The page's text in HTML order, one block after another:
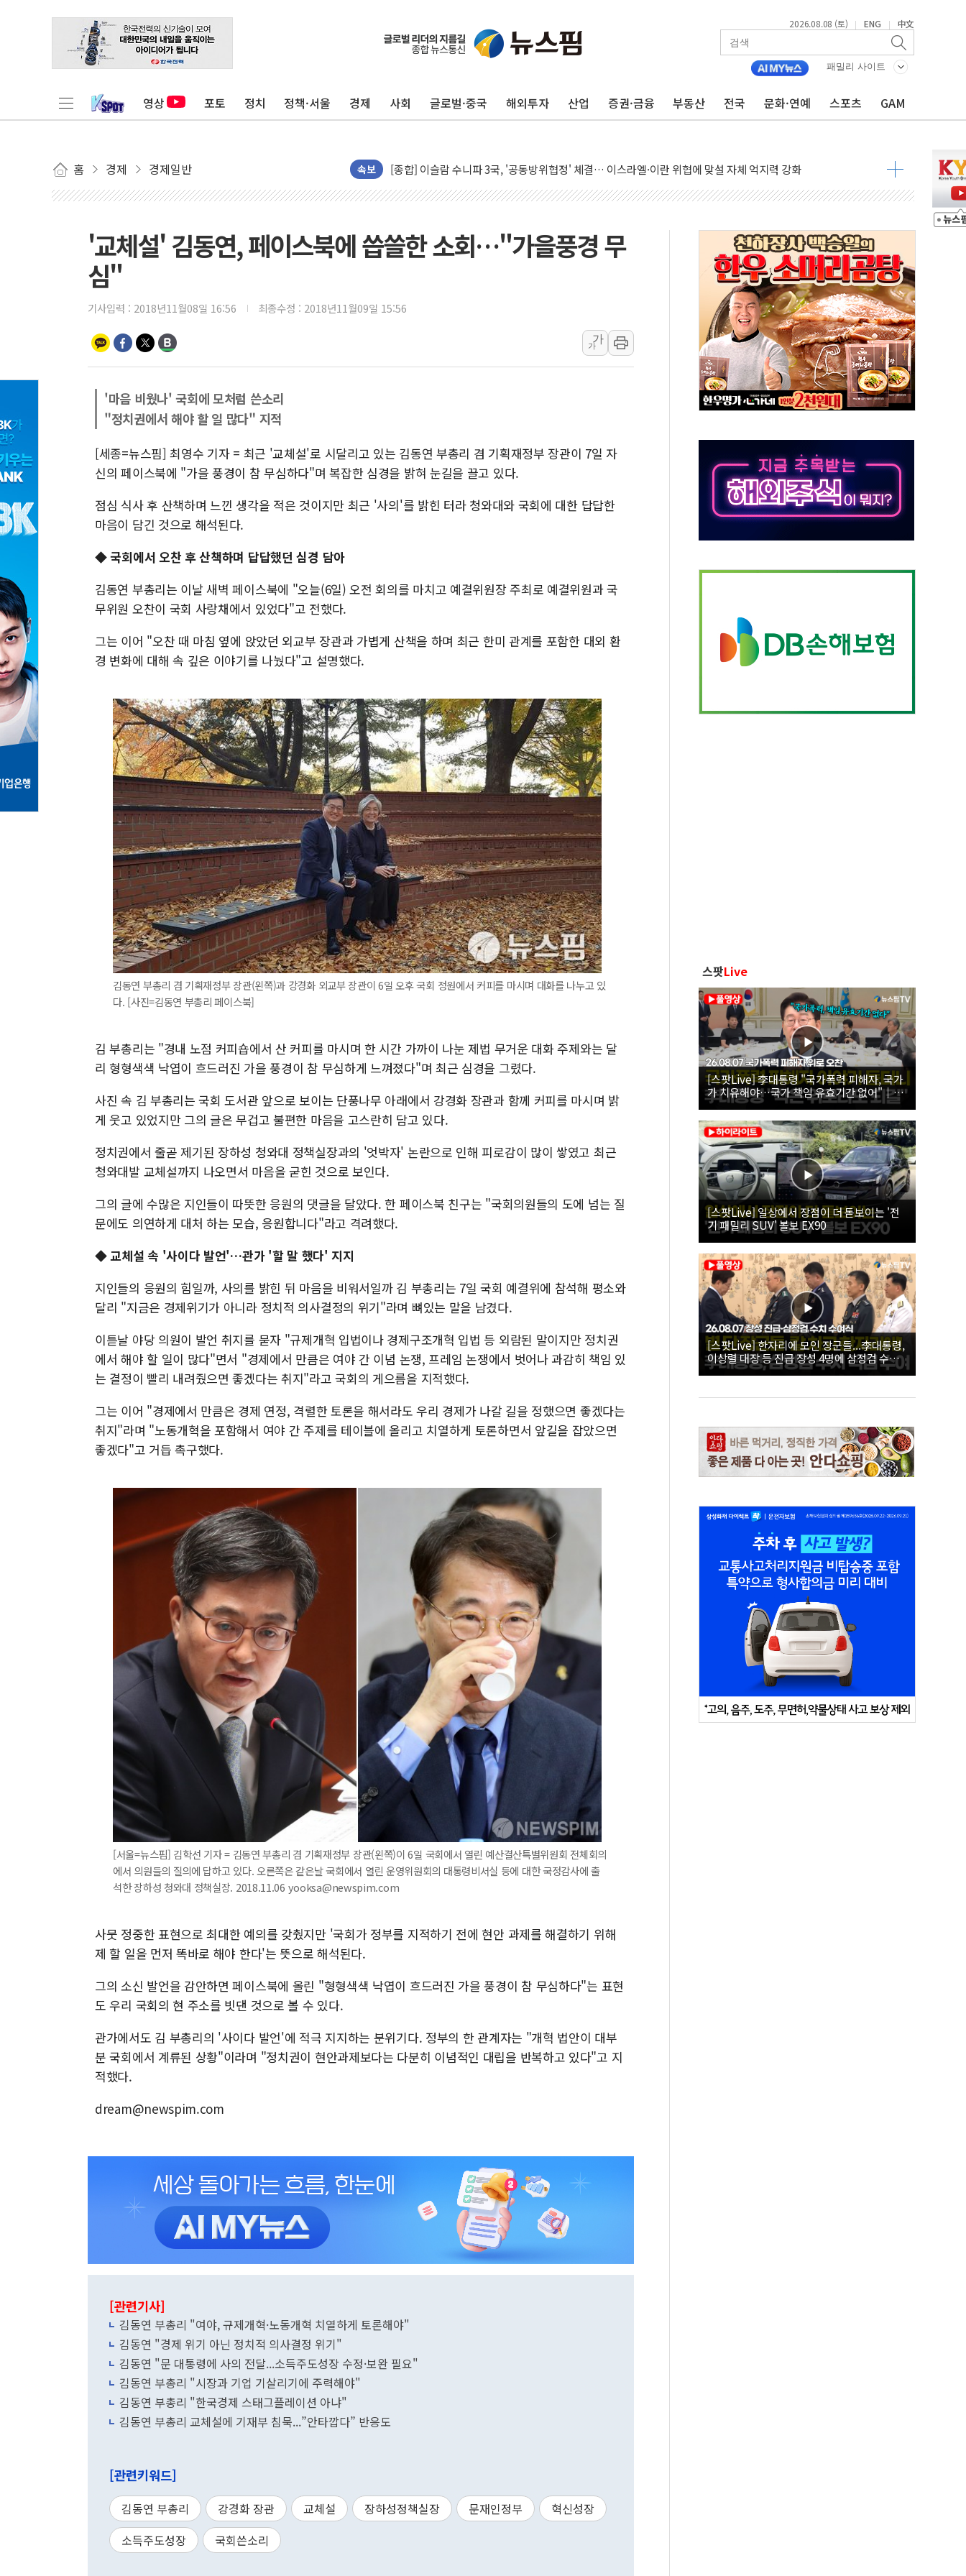
2026.08.08 (토) | ENG | 中文
패밀리 사이트
영상 포토 정치 정책·서울 경제 사회 글로벌·중국 해외투자 산업 증권·금융 부동산 전국 문화·연예 스포츠 GAM
홈 경제 경제일반 속보
유럽증시, 美 고용 예상 밖 부진에 연준 금리 인상 가능성 낮아지며 상승… STOXX 600 지수는 나흘 연속 최고치
미 연준 매파 기세 꺾이나…고용 감소에 9월 동결 전망 우세
트럼프, 백신·자폐증 행정명령 검토…"이르면 다음 주"
美 항소법원, 백악관 무도회장 공사 중단 명령…트럼프 제동
美 고용 쇼크에 엔화 장중 급등…시장은 "또 개입했나" 촉각
[AI MY 뉴스] 뉴욕 반도체주 프리뷰...美 고용 쇼크에 반도체주 '활짝'
뉴욕증시 프리뷰, 美 고용 쇼크에 금리 인상 우려 후퇴…나스닥 선물 1%대 상승
뉴욕증시 개장 전 특징주...아틀라시안·클라우드플레어·태양광주↑ VS 트레이드데스크·웬디스↓
보훈부, 미 DPAA와 MOU… "6·25 미군 실종자 7359명 끝까지 찾겠다"
李 대통령, '6시간 마라톤 부동산 2차 회의' 주재… "전폭적 공급 확대·속도전 총력"
트럼프, 中 겨냥 폴리실리콘 관세 15% 부과…美 태양광주 급등
이란와이어 "이란 최고지도자 위독…곧 사망해도 놀랍지 않아"
'교체설' 김동연, 페이스북에 씁쓸한 소회…"가을풍경 무
심"
기사입력 : 2018년11월08일 16:56 최종수정 : 2018년11월09일 15:56
가
가
'마음 비웠나' 국회에 모처럼 쓴소리
"정치권에서 해야 할 일 많다" 지적
[세종=뉴스핌] 최영수 기자 = 최근 '교체설'로 시달리고 있는 김동연 부총리 겸 기획재정부 장관이 7일 자
신의 페이스북에 "가을 풍경이 참 무심하다"며 복잡한 심경을 밝혀 눈길을 끌고 있다.
점심 식사 후 산책하며 느낀 생각을 적은 것이지만 최근 '사의'를 밝힌 터라 청와대와 국회에 대한 답답한
마음이 담긴 것으로 해석된다.
◆ 국회에서 오찬 후 산책하며 답답했던 심경 담아
김동연 부총리는 이날 새벽 페이스북에 "오늘(6일) 오전 회의를 마치고 예결위원장 주최로 예결위원과 국
무위원 오찬이 국회 사랑채에서 있었다"고 전했다.
그는 이어 "오찬 때 마침 옆에 앉았던 외교부 장관과 가볍게 산책을 하며 최근 한미 관계를 포함한 대외 환
경 변화에 대해 속 깊은 이야기를 나눴다"고 설명했다.
김동연 부총리 겸 기획재정부 장관(왼쪽)과 강경화 외교부 장관이 6일 오후 국회 정원에서 커피를 마시며 대화를 나누고 있
다. [사진=김동연 부총리 페이스북]
김 부총리는 "경내 노점 커피숍에서 산 커피를 마시며 한 시간 가까이 나눈 제법 무거운 대화 주제와는 달
리 형형색색 낙엽이 흐드러진 가을 풍경이 참 무심하게 느껴졌다"며 최근 심경을 그렸다.
사진 속 김 부총리는 국회 도서관 앞으로 보이는 단풍나무 아래에서 강경화 장관과 함께 커피를 마시며 밝
게 웃고 있었지만 그의 글은 무겁고 불편한 마음을 고스란히 담고 있다.
정치권에서 줄곧 제기된 장하성 청와대 정책실장과의 '엇박자' 논란으로 인해 피로감이 많이 쌓였고 최근
청와대발 교체설까지 나오면서 마음을 굳힌 것으로 보인다.
그의 글에 수많은 지인들이 따뜻한 응원의 댓글을 달았다. 한 페이스북 친구는 "국회의원들의 도에 넘는 질
문에도 의연하게 대처 하는 모습, 응원합니다"라고 격려했다.
◆ 교체설 속 '사이다 발언'…관가 '할 말 했다' 지지
지인들의 응원의 힘일까, 사의를 밝힌 뒤 마음을 비워서일까 김 부총리는 7일 국회 예결위에 참석해 평소와
달리 "지금은 경제위기가 아니라 정치적 의사결정의 위기"라며 뼈있는 말을 남겼다.
이튿날 야당 의원이 발언 취지를 묻자 "규제개혁 입법이나 경제구조개혁 입법 등 외람된 말이지만 정치권
에서 해야 할 일이 많다"면서 "경제에서 만큼은 여야 간 이념 논쟁, 프레임 논쟁에서 벗어나 과감히 책임 있
는 결정이 빨리 내려줬으면 좋겠다는 취지"라고 국회의 게으름을 지적했다.
그는 이어 "경제에서 만큼은 경제 연정, 격렬한 토론을 해서라도 우리 경제가 나갈 길을 정했으면 좋겠다는
취지"라며 "노동개혁을 포함해서 여야 간 주제를 테이블에 올리고 치열하게 토론하면서 앞길을 잡았으면
좋겠다"고 거듭 촉구했다.
[서울=뉴스핌] 김학선 기자 = 김동연 부총리 겸 기획재정부 장관(왼쪽)이 6일 국회에서 열린 예산결산특별위원회 전체회의
에서 의원들의 질의에 답하고 있다. 오른쪽은 같은날 국회에서 열린 운영위원회의 대통령비서실 등에 대한 국정감사에 출
석한 장하성 청와대 정책실장. 2018.11.06 yooksa@newspim.com
사뭇 정중한 표현으로 최대한 예의를 갖췄지만 '국회가 정부를 지적하기 전에 현안 과제를 해결하기 위해
제 할 일을 먼저 똑바로 해야 한다'는 뜻으로 해석된다.
그의 소신 발언을 감안하면 페이스북에 올린 "형형색색 낙엽이 흐드러진 가을 풍경이 참 무심하다"는 표현
도 우리 국회의 현 주소를 빗댄 것으로 볼 수 있다.
관가에서도 김 부총리의 '사이다 발언'에 적극 지지하는 분위기다. 정부의 한 관계자는 "개혁 법안이 대부
분 국회에서 계류된 상황"이라며 "정치권이 현안과제보다는 다분히 이념적인 대립을 반복하고 있다"고 지
적했다.
dream@newspim.com
[관련기사]
김동연 부총리 "여야, 규제개혁·노동개혁 치열하게 토론해야"
김동연 "경제 위기 아닌 정치적 의사결정 위기"
김동연 "문 대통령에 사의 전달...소득주도성장 수정·보완 필요"
김동연 부총리 "시장과 기업 기살리기에 주력해야"
김동연 부총리 "한국경제 스태그플레이션 아냐"
김동연 부총리 교체설에 기재부 침묵...”안타깝다” 반응도
[관련키워드]
김동연 부총리 강경화 장관 교체설 장하성정책실장 문재인정부
혁신성장
소득주도성장
국회쓴소리
스팟Live
[스팟Live] 李대통령 "국가폭력 피해자, 국가
가 치유해야…국가 책임 유효기간 없어"｜
26.08.07 국가폭력 피해자 위로 오찬
[스팟Live] 일상에서 장점이 더 돋보이는 '전
기 패밀리 SUV' 볼보 EX90
[스팟Live] 한자리에 모인 장군들...李대통령,
이상렬 대장 등 진급 장성 4명에 삼정검 수치
직접 수여｜26.08.07 장성 진급·삼정검 수치